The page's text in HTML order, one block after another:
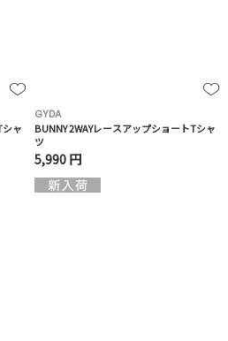
シャ
GYDA
BUNNY 2WAYレースアップショートTシャ
ツ
5,990 円